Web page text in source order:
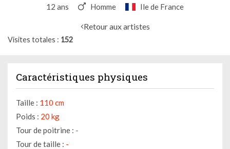
12 ans Homme Ile de France
Retour aux artistes
Visites totales 152
Caractéristiques physiques
Taille : 110 cm
Poids : 20 kg
Tour de poitrine : -
Tour de taille : -